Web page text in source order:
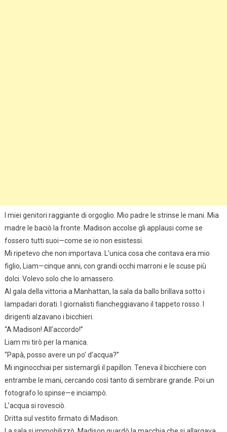
I miei genitori raggiante di orgoglio. Mio padre le strinse le mani. Mia
madre le baciò la fronte. Madison accolse gli applausi come se
fossero tutti suoi—come se io non esistessi.
Mi ripetevo che non importava. L’unica cosa che contava era mio
figlio, Liam—cinque anni, con grandi occhi marroni e le scuse più
dolci. Volevo solo che lo amassero.
Al gala della vittoria a Manhattan, la sala da ballo brillava sotto i
lampadari dorati. I giornalisti fiancheggiavano il tappeto rosso. I
dirigenti alzavano i bicchieri.
“A Madison! All’accordo!”
Liam mi tirò per la manica.
“Papà, posso avere un po’ d’acqua?”
Mi inginocchiai per sistemargli il papillon. Teneva il bicchiere con
entrambe le mani, cercando così tanto di sembrare grande. Poi un
fotografo lo spinse—e inciampò.
L’acqua si rovesciò.
Dritta sul vestito firmato di Madison.